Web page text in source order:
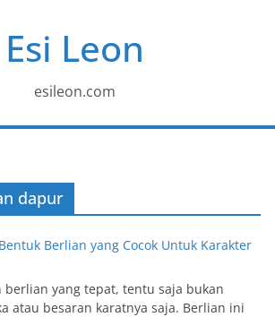
Esi Leon
esileon.com
dapur
Berlian yang Cocok Untuk Karakter
yang tepat, tentu saja bukan
atau besaran karatnya saja. Berlian ini